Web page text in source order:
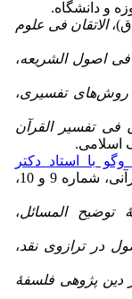
و دانشگاه.
الاتقان فی علوم
فی اصول الشریعه،
روش‌های تفسیری،
فی تفسیر القرآن
اسلامی.
با استاد دکتر
»، مجله پژوهش‌های قرآنی، شماره 9 و 10،
توضیح المسائل،
در ترازوی نقد،
دین پژوهى فلسفۀ